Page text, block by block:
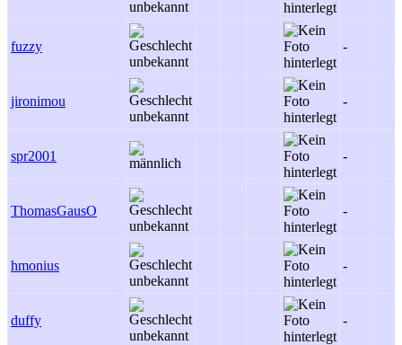
fuzzy -
jironimou -
spr2001 -
ThomasGausO -
hmonius -
duffy -